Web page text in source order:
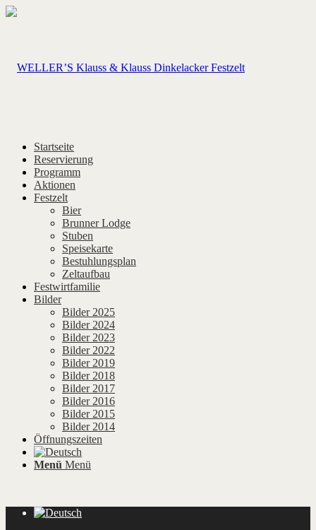
Startseite
Reservierung
Programm
Aktionen
Festzelt
Bier
Brunner Lodge
Stuben
Speisekarte
Bestuhlungsplan
Zeltaufbau
Festwirtfamilie
Bilder
Bilder 2025
Bilder 2024
Bilder 2023
Bilder 2022
Bilder 2019
Bilder 2018
Bilder 2017
Bilder 2016
Bilder 2015
Bilder 2014
Öffnungszeiten
Menü Menü